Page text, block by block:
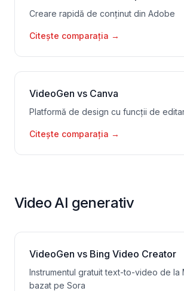
Creare rapidă de conținut din Adobe
Citește comparația →
VideoGen vs Canva
Platformă de design cu funcții de
Citește comparația →
Video AI generativ
VideoGen vs Bing Video Creator
Instrumentul gratuit text-to-video de la
bazat pe Sora